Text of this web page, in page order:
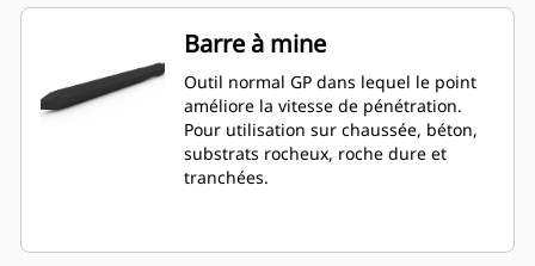
Barre à mine
Outil normal GP dans lequel le point
améliore la vitesse de pénétration.
Pour utilisation sur chaussée, béton,
substrats rocheux, roche dure et
tranchées.